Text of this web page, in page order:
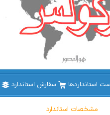
استانداردها سفارش استاندارد
مشخصات استاندارد